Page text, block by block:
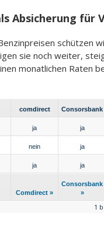
Absicherung für
schützen
sie noch weiter,
monatlichen Raten
comdirect
Consorsbank
»
ja ja
nein ja
ja ja
Comdirect »
Consorsbank
»
1